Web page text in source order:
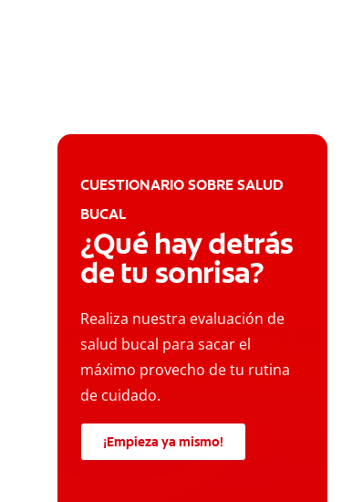
CUESTIONARIO SOBRE SALUD
BUCAL
¿Qué hay detrás
de tu sonrisa?
Realiza nuestra evaluación de
salud bucal para sacar el
máximo provecho de tu rutina
de cuidado.
¡Empieza ya mismo!